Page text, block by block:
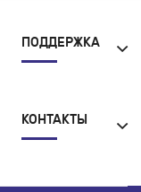
ПОДДЕРЖКА
КОНТАКТЫ